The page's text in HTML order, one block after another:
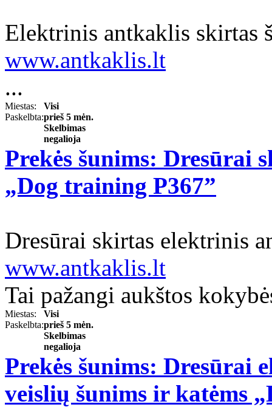
Elektrinis antkaklis skirtas
www.antkaklis.lt
...
Miestas:
Visi
Paskelbta:prieš 5 mėn.
Skelbimas
negalioja
Prekės šunims: Dresūrai
„Dog training P367”
Dresūrai skirtas elektrinis
www.antkaklis.lt
Tai pažangi aukštos
Miestas:
Visi
Paskelbta:prieš 5 mėn.
Skelbimas
negalioja
Prekės šunims: Dresūrai
veislių šunims ir katėms